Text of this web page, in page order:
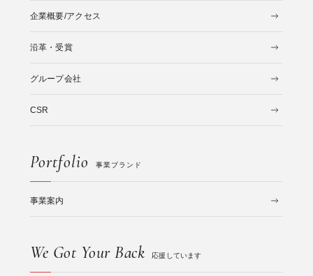
企業概要/アクセス
沿革・受賞
グループ会社
CSR
Portfolio 事業ブランド
事業案内
We Got Your Back 応援しています